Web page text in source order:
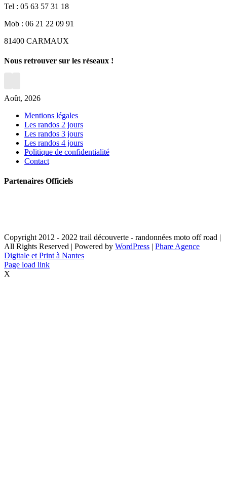
Tel : 05 63 57 31 18
Mob : 06 21 22 09 91
81400 CARMAUX
Nous retrouver sur les réseaux !
Août, 2026
Mentions légales
Les randos 2 jours
Les randos 3 jours
Les randos 4 jours
Politique de confidentialité
Contact
Partenaires Officiels
Copyright 2012 - 2022 trail découverte - randonnées moto off road |
All Rights Reserved | Powered by WordPress | Phare Agence
Digitale et Print à Nantes
Page load link
X